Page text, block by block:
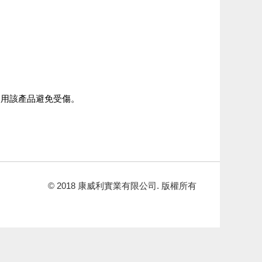
該產品避免受傷。
© 2018 康威利實業有限公司. 版權所有